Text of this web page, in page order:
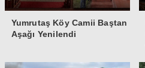
Yumrutaş Köy Camii Baştan
Aşağı Yenilendi